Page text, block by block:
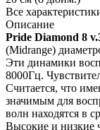
Все
Описание
Pride Diamond 8
(Midrange)
Эти динамики
8000Гц.
Считается, что
значимым для
волн находятся в
Высокие и низкие